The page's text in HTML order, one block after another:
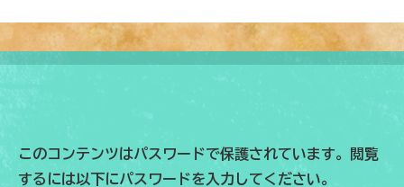
このコンテンツはパスワードで保護されています。閲覧
するには以下にパスワードを入力してください。